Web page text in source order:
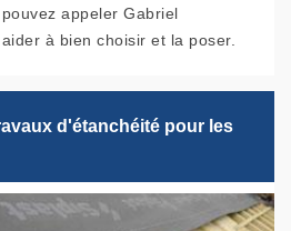
appeler Gabriel
à bien choisir et la poser.
d'étanchéité pour les